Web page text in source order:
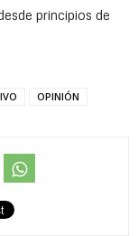
principios de
OPINIÓN